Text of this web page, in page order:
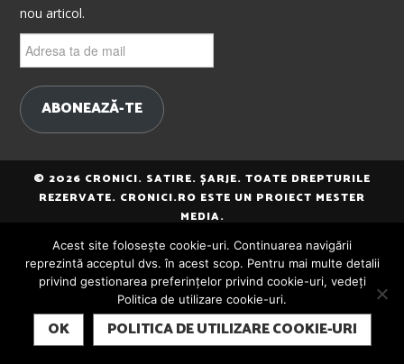
nou articol.
ta
mail
ABONEAZĂ-TE
© 2026 CRONICI. SATIRE. ȘARJE. TOATE DREPTURILE
REZERVATE. CRONICI.RO ESTE UN PROIECT MESTER
MEDIA.
SUBSCRIBE
Acest site folosește cookie-uri. Continuarea navigării
reprezintă acceptul dvs. în acest scop. Pentru mai multe detalii
privind gestionarea preferințelor privind cookie-uri, vedeți
Politica de utilizare cookie-uri.
OK POLITICA DE UTILIZARE COOKIE-URI